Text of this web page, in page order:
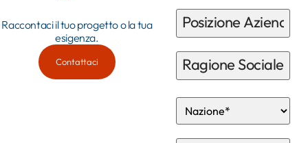
Raccontaci il tuo progetto o la tua
esigenza.
Contattaci